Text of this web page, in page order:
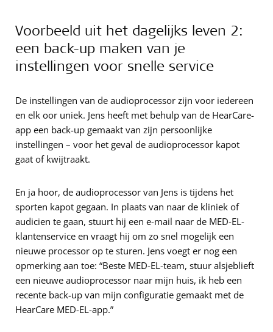
Voorbeeld uit het dagelijks leven 2:
een back-up maken van je
instellingen voor snelle service
De instellingen van de audioprocessor zijn voor iedereen
en elk oor uniek. Jens heeft met behulp van de HearCare-
app een back-up gemaakt van zijn persoonlijke
instellingen – voor het geval de audioprocessor kapot
gaat of kwijtraakt.
En ja hoor, de audioprocessor van Jens is tijdens het
sporten kapot gegaan. In plaats van naar de kliniek of
audicien te gaan, stuurt hij een e-mail naar de MED-EL-
klantenservice en vraagt hij om zo snel mogelijk een
nieuwe processor op te sturen. Jens voegt er nog een
opmerking aan toe: “Beste MED-EL-team, stuur alsjeblieft
een nieuwe audioprocessor naar mijn huis, ik heb een
recente back-up van mijn configuratie gemaakt met de
HearCare MED-EL-app.”